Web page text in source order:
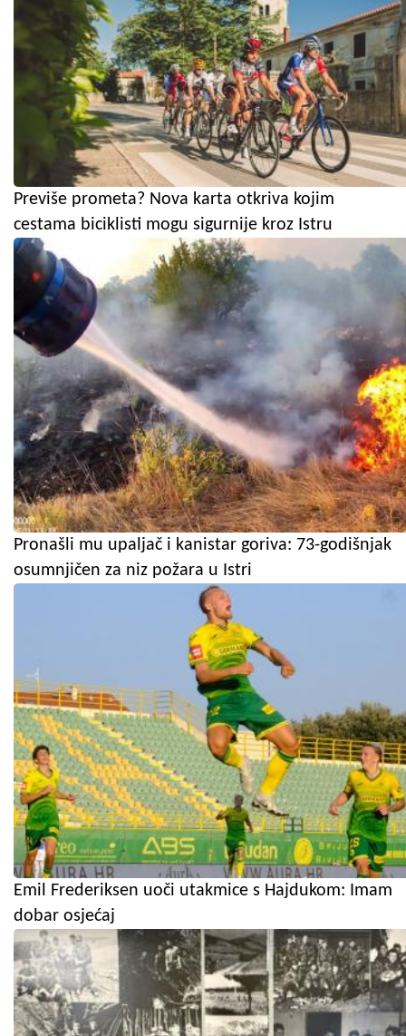
Previše prometa? Nova karta otkriva kojim
cestama biciklisti mogu sigurnije kroz Istru
Pronašli mu upaljač i kanistar goriva: 73-godišnjak
osumnjičen za niz požara u Istri
Emil Frederiksen uoči utakmice s Hajdukom: Imam
dobar osjećaj